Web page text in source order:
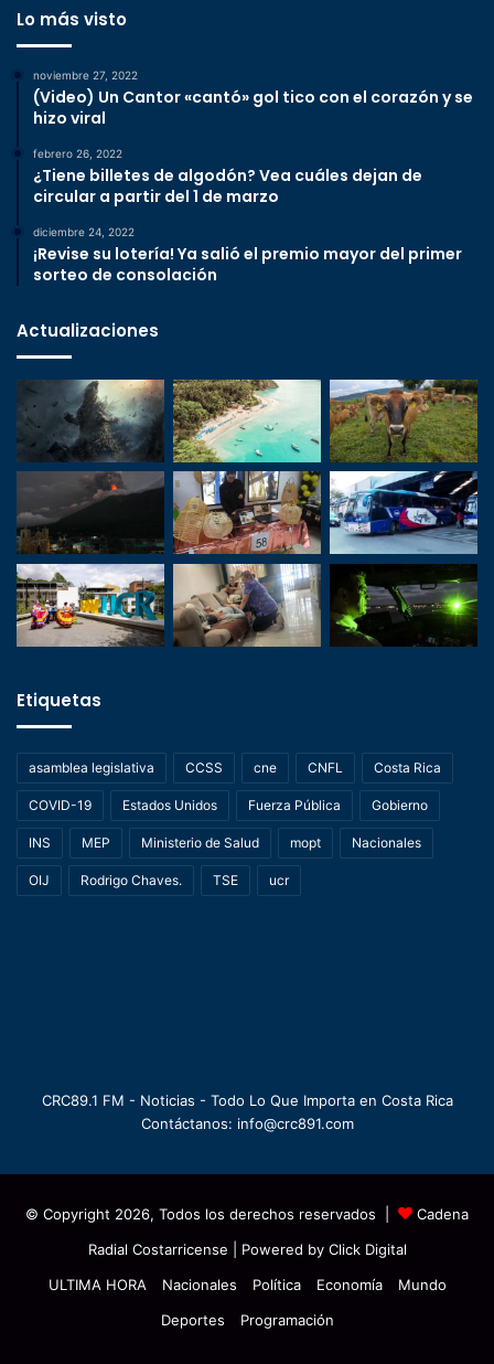
Lo más visto
noviembre 27, 2022
(Video) Un Cantor «cantó» gol tico con el corazón y se
hizo viral
febrero 26, 2022
¿Tiene billetes de algodón? Vea cuáles dejan de
circular a partir del 1 de marzo
diciembre 24, 2022
¡Revise su lotería! Ya salió el premio mayor del primer
sorteo de consolación
Actualizaciones
Etiquetas
asamblea legislativa CCSS cne CNFL Costa Rica
COVID-19 Estados Unidos Fuerza Pública Gobierno
INS MEP Ministerio de Salud mopt Nacionales
OIJ Rodrigo Chaves. TSE ucr
CRC89.1 FM - Noticias - Todo Lo Que Importa en Costa Rica
Contáctanos: info@crc891.com
© Copyright 2026, Todos los derechos reservados |
Cadena
Radial Costarricense | Powered by Click Digital
ULTIMA HORA
Nacionales Política Economía
Mundo
Deportes
Programación